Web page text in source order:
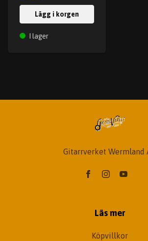
Lägg i korgen
I lager
Gitarrverket Wermland
Läs mer
Köpvillkor